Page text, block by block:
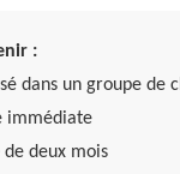
:
dans un groupe de
immédiate
deux mois